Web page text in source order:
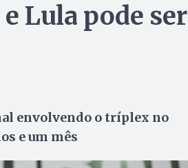
Lula pode ser
envolvendo o tríplex no
e um mês